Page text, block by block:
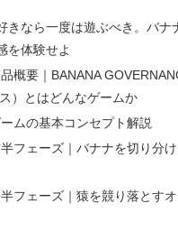
きなら一度は遊ぶべき。バナ
を体験せよ
概要｜BANANA
）とはどんなゲームか
ムの基本コンセプト解説
フェーズ｜バナナを切り分け
フェーズ｜猿を競り落とす